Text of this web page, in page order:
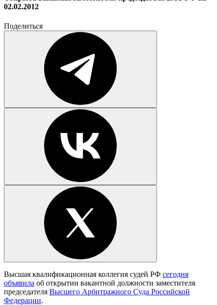
02.02.2012
Поделиться
Высшая квалификационная коллегия судей РФ сегодня
объявила об открытии вакантной должности заместителя
председателя Высшего Арбитражного Суда Российской
Федерации.